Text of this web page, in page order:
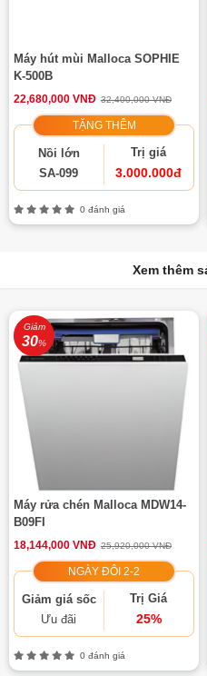
Máy hút mùi Malloca SOPHIE
K-500B
22,680,000 VNĐ 32,400,000 VNĐ
TẶNG THÊM
Nồi lớn
SA-099
Trị giá
3.000.000đ
0 đánh giá
Xem thêm
Giảm
30%
Máy rửa chén Malloca MDW14-
B09FI
18,144,000 VNĐ 25,920,000 VNĐ
NGÀY ĐÔI 2-2
Giảm giá sốc
Ưu đãi
Trị Giá
25%
0 đánh giá